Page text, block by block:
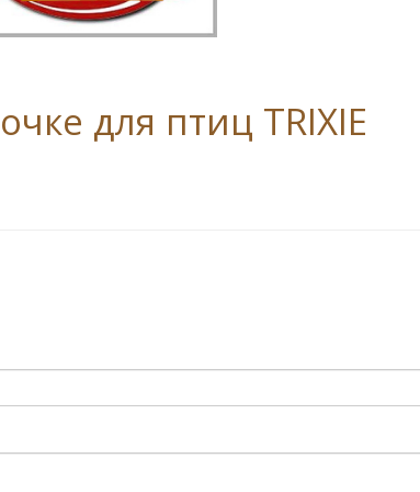
для птиц TRIXIE